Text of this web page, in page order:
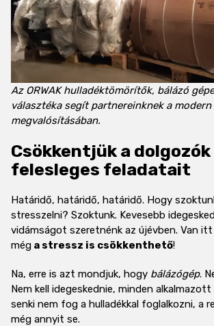
Az ORWAK hulladéktömörítők, bálázó
választéka segít partnereinknek a
megvalósításában.
Csökkentjük a dolgozók
felesleges feladatait
Határidő, határidő, határidő. Hogy
stresszelni? Szoktunk. Kevesebb
vidámságot szeretnénk az újévben. Van itt
még a stressz is csökkenthető!
Na, erre is azt mondjuk, hogy bálázógép.
Nem kell idegeskednie, minden alkalmazott
senki nem fog a hulladékkal foglalkozni, a
még annyit se.